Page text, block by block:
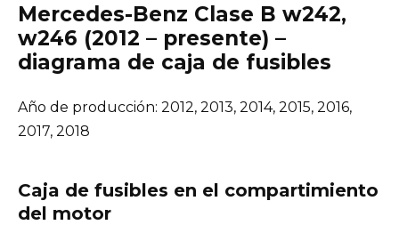
Mercedes-Benz Clase B w242,
w246 (2012 – presente) –
diagrama de caja de fusibles
Año de producción: 2012, 2013, 2014, 2015, 2016,
2017, 2018
Caja de fusibles en el compartimiento
del motor